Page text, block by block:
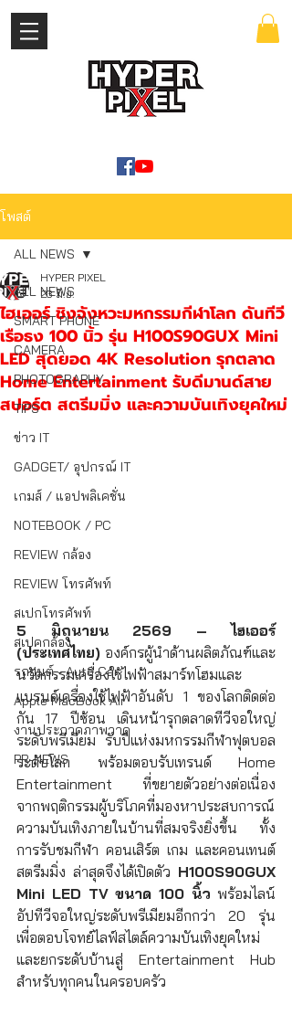
โพสต์
ALL NEWS
SMART PHONE
CAMERA
PHOTOGRAPHY
TIPS
ข่าว IT
GADGET/ อุปกรณ์ IT
เกมส์ / แอปพลิเคชั่น
NOTEBOOK / PC
REVIEW กล้อง
REVIEW โทรศัพท์
สเปกโทรศัพท์
สเปคกล้อง
รถยนต์ - Auto Car
Apple MacBook Air
งานประกวดภาพวาด
PR-NEWS
ALL NEWS
ไฮเออร์ ชิงจังหวะมหกรรมกีฬาโลก ดันทีวี
เรือธง 100 นิ้ว รุ่น H100S90GUX Mini
LED สุดยอด 4K Resolution รุกตลาด
Home Entertainment รับดีมานด์สาย
สปอร์ต สตรีมมิ่ง และความบันเทิงยุคใหม่
HYPER PIXEL
23 มิ.ย.
5 มิถุนายน 2569 – ไฮเออร์
(ประเทศไทย) องค์กรผู้นำด้านผลิตภัณฑ์และ
นวัตกรรมเครื่องใช้ไฟฟ้าสมาร์ทโฮมและ
แบรนด์เครื่องใช้ไฟฟ้าอันดับ 1 ของโลกติดต่อ
กัน 17 ปีซ้อน เดินหน้ารุกตลาดทีวีจอใหญ่
ระดับพรีเมียม รับปีแห่งมหกรรมกีฬาฟุตบอล
ระดับโลก พร้อมตอบรับเทรนด์ Home
Entertainment ที่ขยายตัวอย่างต่อเนื่อง
จากพฤติกรรมผู้บริโภคที่มองหาประสบการณ์
ความบันเทิงภายในบ้านที่สมจริงยิ่งขึ้น ทั้ง
การรับชมกีฬา คอนเสิร์ต เกม และคอนเทนต์
สตรีมมิ่ง ล่าสุดจึงได้เปิดตัว H100S90GUX
Mini LED TV ขนาด 100 นิ้ว พร้อมไลน์
อัปทีวีจอใหญ่ระดับพรีเมียมอีกกว่า 20 รุ่น
เพื่อตอบโจทย์ไลฟ์สไตล์ความบันเทิงยุคใหม่
และยกระดับบ้านสู่ Entertainment Hub
สำหรับทุกคนในครอบครัว